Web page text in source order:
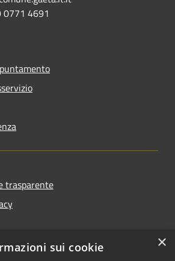
0771 4691
trasparente
×
sui cookie